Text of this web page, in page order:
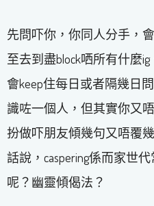
先問吓你，你同人分手，
至去到盡block哂所有什麼
會keep住每日或者隔幾日
識咗一個人，但其實你又
扮做吓朋友傾幾句又唔覆
話說，caspering係而家世
呢？幽靈傾偈法？